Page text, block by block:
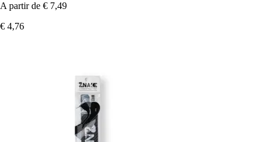
A partir de € 7,49
€ 4,76